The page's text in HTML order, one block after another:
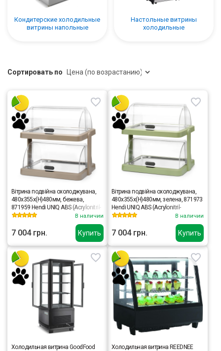
Кондитерские холодильные
витрины напольные
Настольные витрины
холодильные
Сортировать по
Купить
Вітрина подвійна охолоджувана,
480x355x(H)480мм, бежева,
871959 Hendi UNIQ ABS (Acrylonitril-
butadieen-styrene);SAN (StyreneВ наличии
7 004 грн. Купить
Вітрина подвійна охолоджувана,
480x355x(H)480мм, зелена, 871973
Hendi UNIQ ABS (Acrylonitril-
butadieen-styrene);SAN (StyreneВ наличии
7 004 грн.
Холодильная витрина GoodFood
Холодильная витрина REEDNEE